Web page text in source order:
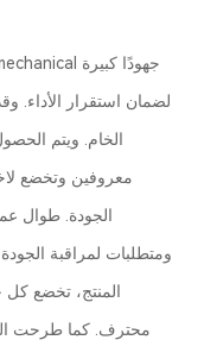
لضمان استقرار الأداء.
الخام. ويتم
معروفين وتخضع
الجودة. طوال
ومتطلبات لمراقبة
المنتج، تخضع
محترف. كما طرحت